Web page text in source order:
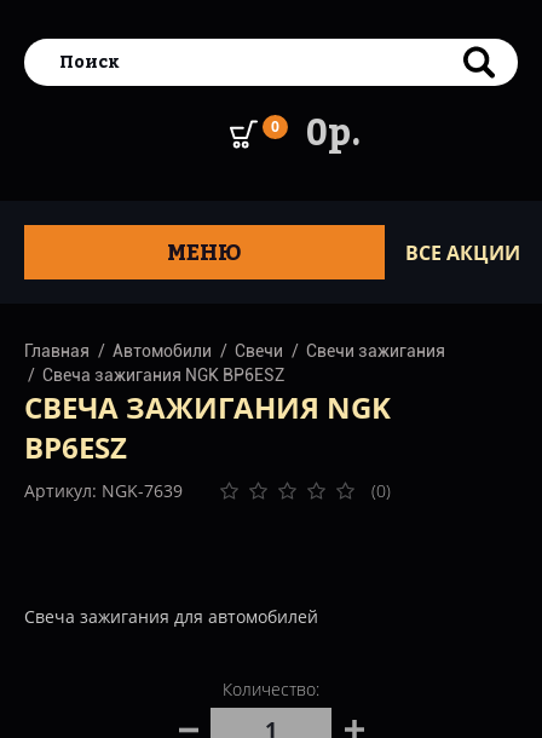
0 0р.
МЕНЮ ВСЕ АКЦИИ
Главная Автомобили Свечи
Свечи зажигания
Свеча зажигания NGK BP6ESZ
СВЕЧА ЗАЖИГАНИЯ NGK
BP6ESZ
Артикул: NGK-7639 (0)
Свеча зажигания для автомобилей
Количество: